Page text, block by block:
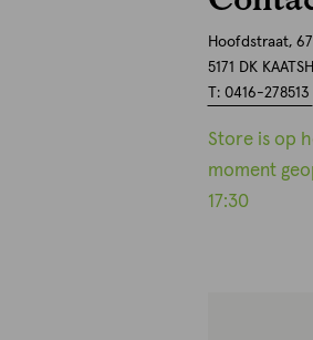
Hoofdstraat, 67
5171 DK
T: 0416-278513
Store is op
moment
17:30